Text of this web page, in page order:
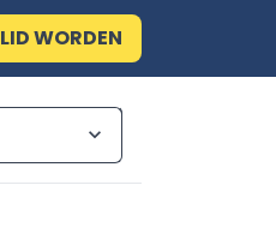
LID WORDEN
expand_more